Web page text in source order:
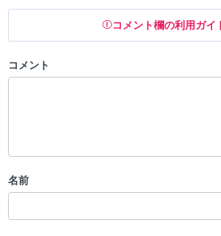
コメント欄の利用ガイ
以下の書き込みを禁止とし、場合によって
・一度削除された投稿を再び投稿する
・アカウントの売買など金銭が絡む内
コメント
名前